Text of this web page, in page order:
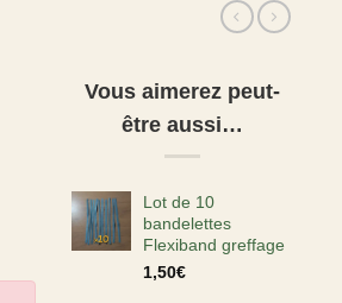
Vous aimerez peut-
être aussi…
Lot de 10
bandelettes
Flexiband greffage
1,50€